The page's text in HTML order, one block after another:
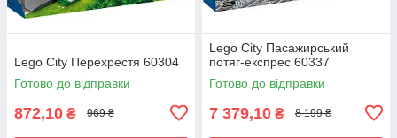
Lego City Перехрестя 60304
Готово до відправки
872,10 ₴ 969 ₴
Lego City Пасажирський
потяг-експрес 60337
Готово до відправки
7 379,10 ₴ 8 199 ₴